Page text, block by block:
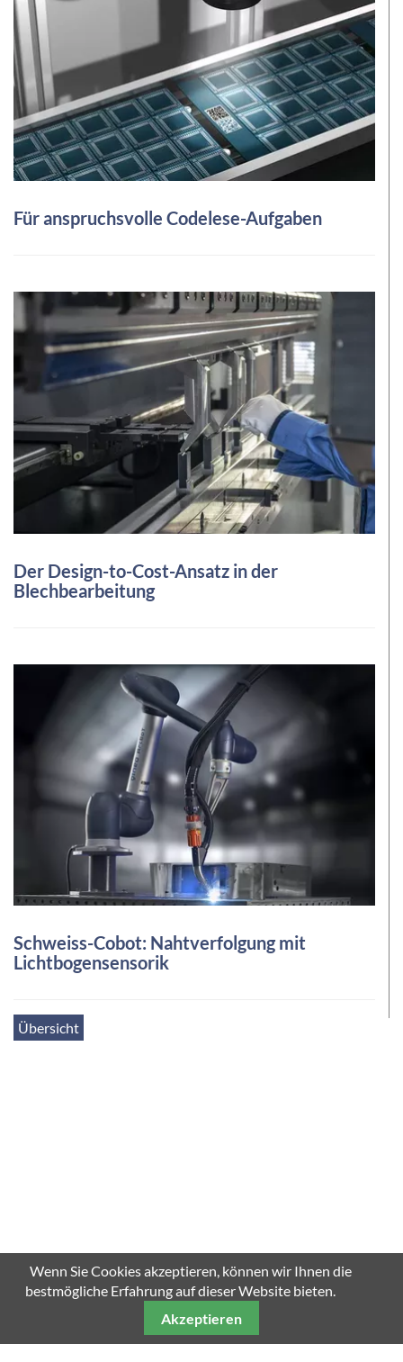
Für anspruchsvolle Codelese-Aufgaben
Der Design-to-Cost-Ansatz in der
Blechbearbeitung
Schweiss-Cobot: Nahtverfolgung mit
Lichtbogensensorik
Übersicht
Wenn Sie Cookies akzeptieren, können wir Ihnen die
bestmögliche Erfahrung auf dieser Website bieten.
Akzeptieren